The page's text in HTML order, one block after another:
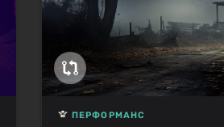
ПЕРФОРМАНС